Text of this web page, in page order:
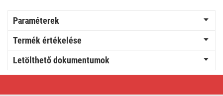
Paraméterek
Termék értékelése
Letölthető dokumentumok